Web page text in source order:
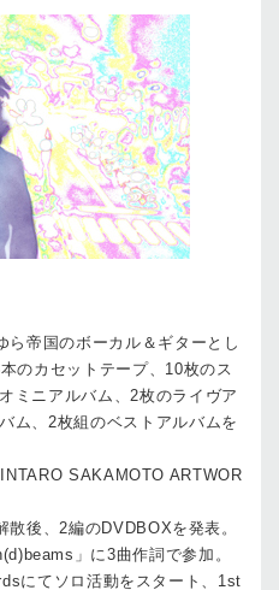
ら帝国のボーカル＆ギターとし
のカセットテープ、10枚のス
ミニアルバム、2枚のライヴア
ム、2枚組のベストアルバムを
SAKAMOTO ARTWOR
後、2編のDVDBOXを発表。
」に3曲作詞で参加。
にてソロ活動をスタート、1st